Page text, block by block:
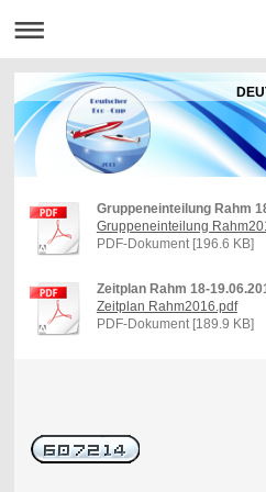
Gruppeneinteilung Rahm
Gruppeneinteilung
PDF-Dokument [196.6 KB]
Zeitplan Rahm 18-
Zeitplan Rahm2016.pdf
PDF-Dokument [189.9 KB]